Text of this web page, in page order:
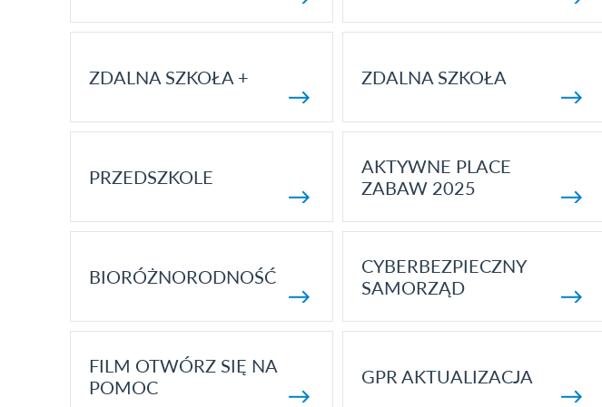
ZDALNA SZKOŁA + ZDALNA SZKOŁA
PRZEDSZKOLE
AKTYWNE PLACE
ZABAW 2025
BIORÓŻNORODNOŚĆ
CYBERBEZPIECZNY
SAMORZĄD
FILM OTWÓRZ SIĘ NA
POMOC
GPR AKTUALIZACJA